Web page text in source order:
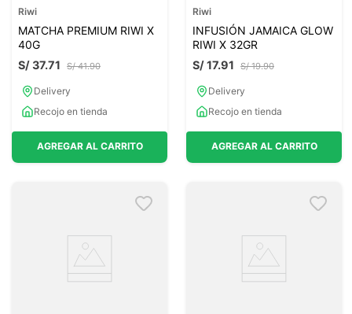
Riwi
MATCHA PREMIUM RIWI X
40G
S/ 41.90
S/37.71
Delivery
Recojo en tienda
AGREGAR AL CARRITO
Riwi
INFUSIÓN JAMAICA GLOW
RIWI X 32GR
S/ 19.90
S/17.91
Delivery
Recojo en tienda
AGREGAR AL CARRITO